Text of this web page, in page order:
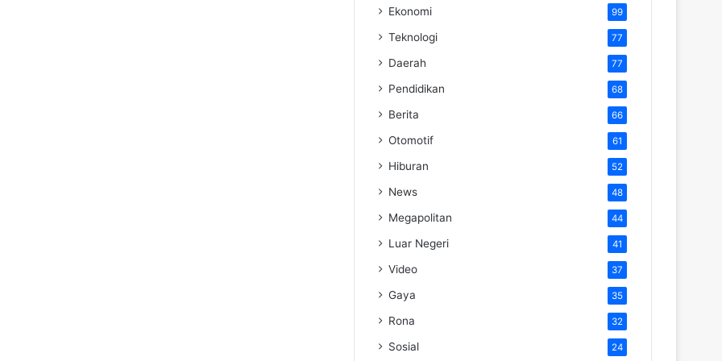
Ekonomi 99
Teknologi 77
Daerah 77
Pendidikan 68
Berita 66
Otomotif 61
Hiburan 52
News 48
Megapolitan 44
Luar Negeri 41
Video 37
Gaya 35
Rona 32
Sosial 24